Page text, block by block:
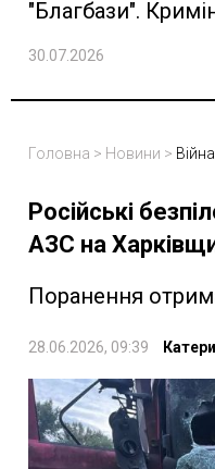
"Благбази".
30.07.2026
Головна > Новини >
Російські
АЗС на
Поранення
28.06.2026, 09:39